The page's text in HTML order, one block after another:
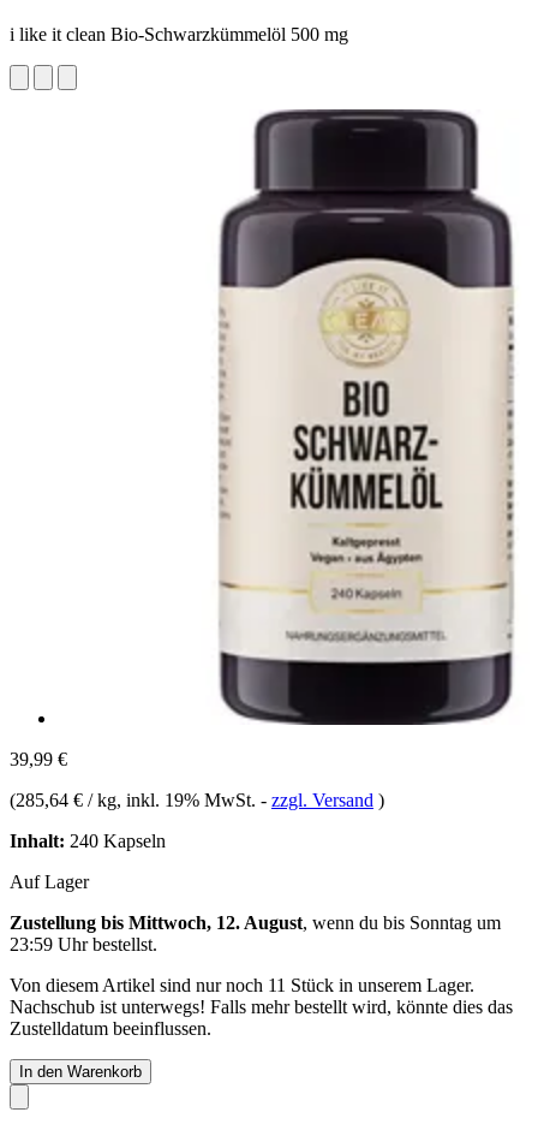
i like it clean Bio-Schwarzkümmelöl 500 mg
39,99 €
(285,64 € / kg, inkl. 19% MwSt. - zzgl. Versand )
Inhalt: 240 Kapseln
Auf Lager
Zustellung bis Mittwoch, 12. August, wenn du bis Sonntag um
23:59 Uhrbestellst.
Von diesem Artikel sind nur noch 11 Stück in unserem Lager.
Nachschub ist unterwegs! Falls mehr bestellt wird, könnte dies das
Zustelldatum beeinflussen.
In den Warenkorb